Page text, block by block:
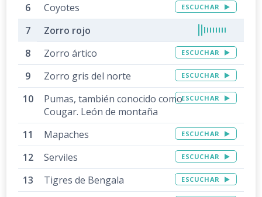
Coyotes ESCUCHAR
Zorro rojo
Zorro ártico
ESCUCHAR
Zorro gris del norte ESCUCHAR
Pumas, también conocido como
Cougar. León de montaña
ESCUCHAR
Mapaches ESCUCHAR
Serviles ESCUCHAR
Tigres de Bengala ESCUCHAR